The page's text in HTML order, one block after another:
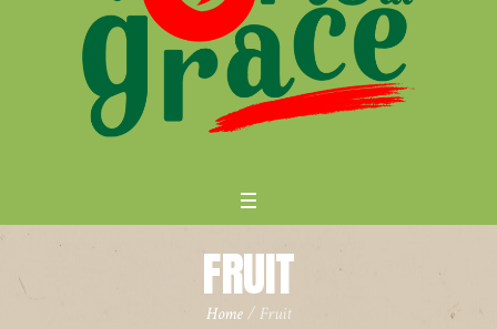
FRUIT
Home/ Fruit